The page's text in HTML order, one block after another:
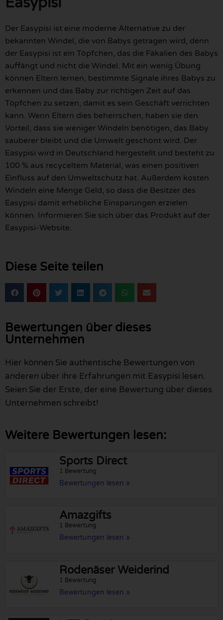
Der Easypisi ist eine moderne Alternative zu der
bekannten Windel, die von Babys getragen wird, denn
der Easypisi ist ein Töpfchen, das die Fäkalien des Babys
auffängt und nicht die Windel. Mit ein wenig Übung
können Eltern lernen, bestimmte Signale ihres Babys zu
erkennen und das Baby zur richtigen Zeit auf das
Töpfchen zu setzen, damit es sein Geschäft verrichten
kann. Wenn Eltern dies beherrschen, haben sie den
Vorteil, dass sie weniger Windeln benötigen, das Baby
sauberer bleibt und die Umwelt geschont wird. Der
Easypisi wird in Deutschland hergestellt und besteht zu
100 % aus recyceltem Material, was einen positiven
Einfluss auf den Umweltschutz hat. Außerdem kosten
Windeln eine Menge Geld, so dass die Besitzer des
Easypisi damit erhebliche Einsparungen erzielen
können. Informieren Sie sich über das Produkt auf der
Easypisi-Website.
Diese Seite teilen
Bewertungen über dieses
Unternehmen
Hier können Sie authentische Bewertungen von
anderen über ihre Erfahrungen mit Easypisi lesen.
Seien Sie der Erste, der eine Bewertung über dieses
Unternehmen schreibt!
Weitere Bewertungen lesen:
Sports Direct
1 Bewertung
Bewertungen lesen »
Amazgifts
1 Bewertung
Bewertungen lesen »
Rodenäser Weiderind
1 Bewertung
Bewertungen lesen »